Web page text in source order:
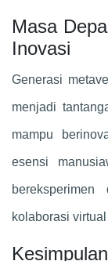
Masa
Inovasi
Generasi
menjadi
mampu
esensi
kolaborasi
Kesimpulan